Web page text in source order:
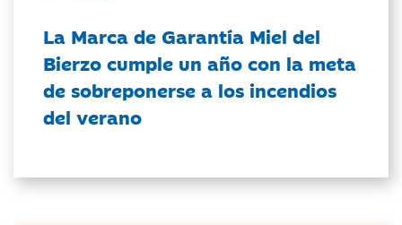
La Marca de Garantía Miel del
Bierzo cumple un año con la meta
de sobreponerse a los incendios
del verano